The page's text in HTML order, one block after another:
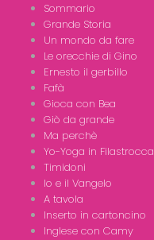
Sommario
Grande Storia
Un mondo da fare
Le orecchie di Gino
Ernesto il gerbillo
Fafà
Gioca con Bea
Giò da grande
Ma perchè
Yo-Yoga in Filastrocca
Timidoni
Io e il Vangelo
A tavola
Inserto in cartoncino
Inglese con Camy